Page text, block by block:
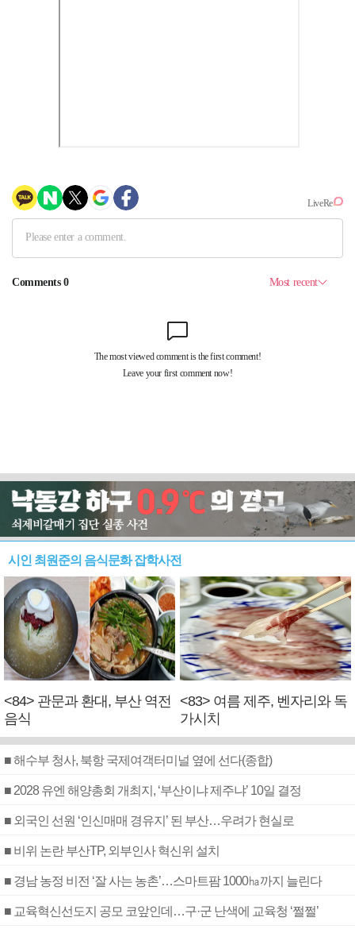
시인 최원준의 음식문화 잡학사전
<84> 관문과 환대, 부산 역전
음식
<83> 여름 제주, 벤자리와 독
가시치
■ 해수부 청사, 북항 국제여객터미널 옆에 선다(종합)
■ 2028 유엔 해양총회 개최지, ‘부산이냐 제주냐’ 10일 결정
■ 외국인 선원 ‘인신매매 경유지’ 된 부산…우려가 현실로
■ 비위 논란 부산TP, 외부인사 혁신위 설치
■ 경남 농정 비전 ‘잘 사는 농촌’…스마트팜 1000㏊까지 늘린다
■ 교육혁신선도지 공모 코앞인데…구·군 난색에 교육청 ‘쩔쩔’